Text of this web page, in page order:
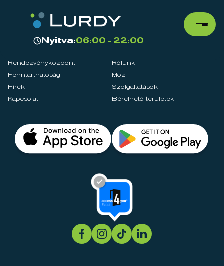
Nyitva:06:00 - 22:00
Rendezvényközpont
Rólunk
Fenntarthatóság
Mozi
Hírek
Szolgáltatások
Kapcsolat
Bérelhető területek